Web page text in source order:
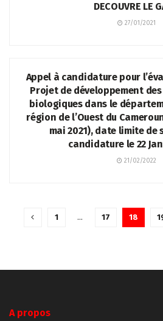
DECOUVRE LE
27/01/2021
Appel à candidature pour
Projet de développement
biologiques dans le
région de l’Ouest du
mai 2021), date limite de
candidature le 22
21/02/2022
1 … 17 18
A propos